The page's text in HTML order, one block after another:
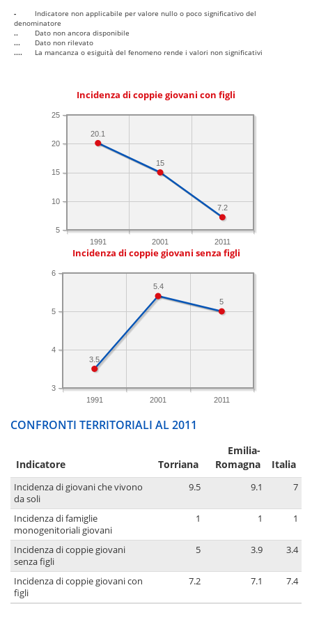
-
Indicatore non applicabile per valore nullo o poco significativo del
denominatore
..
Dato non ancora disponibile
...
Dato non rilevato
....
La mancanza o esiguità del fenomeno rende i valori non significativi
Incidenza di coppie giovani con figli
1991 2001 2011
5
10
15
20
25
7.2
15
20.1
Incidenza di coppie giovani senza figli
1991 2001 2011
3
4
5
6
5
5.4
3.5
CONFRONTI TERRITORIALI AL 2011
Indicatore Torriana
Emilia-
Romagna
Italia
Incidenza di giovani che vivono
da soli
9.5 9.1 7
Incidenza di famiglie
monogenitoriali giovani
1 1 1
Incidenza di coppie giovani
senza figli
5 3.9 3.4
Incidenza di coppie giovani con
figli
7.2 7.1 7.4